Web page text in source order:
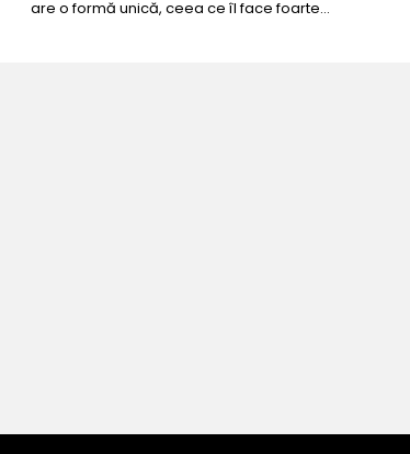
are o formă unică, ceea ce îl face foarte